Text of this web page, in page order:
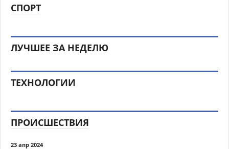
СПОРТ
ЛУЧШЕЕ ЗА НЕДЕЛЮ
ТЕХНОЛОГИИ
ПРОИСШЕСТВИЯ
23 апр 2024